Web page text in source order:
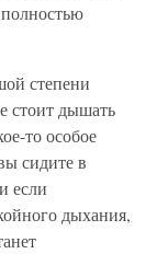
степени
стоит дышать
то особое
сидите в
если
дыхания,